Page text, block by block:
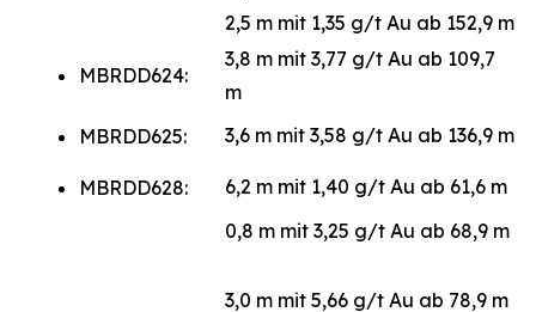
2,5 m mit 1,35 g/t Au ab 152,9 m
MBRDD624:
3,8 m mit 3,77 g/t Au ab 109,7
m
MBRDD625:
3,6 m mit 3,58 g/t Au ab 136,9 m
MBRDD628:
6,2 m mit 1,40 g/t Au ab 61,6 m
0,8 m mit 3,25 g/t Au ab 68,9 m
3,0 m mit 5,66 g/t Au ab 78,9 m